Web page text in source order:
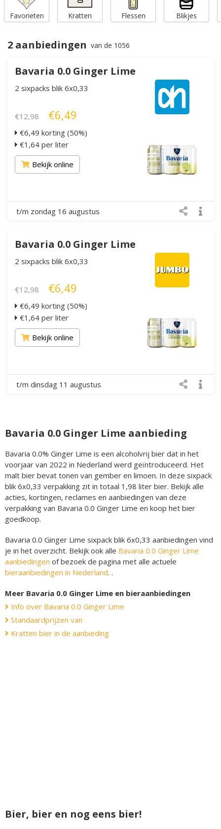
Favorieten Kratten Flessen Blikjes
2 aanbiedingen van de 1056
Bavaria 0.0 Ginger Lime
2 sixpacks blik 6x0,33
€12,98 €6,49
€6,49 korting (50%)
€1,64 per liter
Bekijk online
t/m zondag 16 augustus
Bavaria 0.0 Ginger Lime
2 sixpacks blik 6x0,33
€12,98 €6,49
€6,49 korting (50%)
€1,64 per liter
Bekijk online
t/m dinsdag 11 augustus
Bavaria 0.0 Ginger Lime aanbieding
Bavaria 0.0% Ginger Lime is een alcoholvrij bier dat in het
voorjaar van 2022 in Nederland werd geïntroduceerd. Het
malt bier bevat tonen van gember en limoen. In deze sixpack
blik 6x0,33 verpakking zit in totaal 1,98 liter bier. Bekijk alle
acties, kortingen, reclames en aanbiedingen van deze
verpakking van Bavaria 0.0 Ginger Lime en koop het bier
goedkoop.
Bavaria 0.0 Ginger Lime sixpack blik 6x0,33 aanbiedingen vind
je in het overzicht. Bekijk ook alle Bavaria 0.0 Ginger Lime
aanbiedingen of bezoek de pagina met alle actuele
bieraanbiedingen in Nederland. .
Meer Bavaria 0.0 Ginger Lime en bieraanbiedingen
Info over Bavaria 0.0 Ginger Lime
Standaardprijzen van
Kratten bier in de aanbieding
Bier, bier en nog eens bier!